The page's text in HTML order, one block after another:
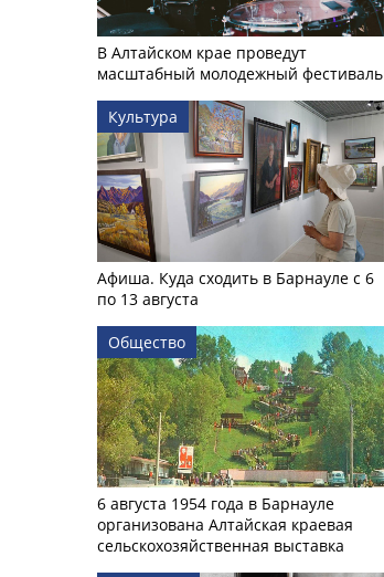
В Алтайском крае проведут
масштабный молодежный фестиваль
Культура
Афиша. Куда сходить в Барнауле с 6
по 13 августа
Общество
6 августа 1954 года в Барнауле
организована Алтайская краевая
сельскохозяйственная выставка